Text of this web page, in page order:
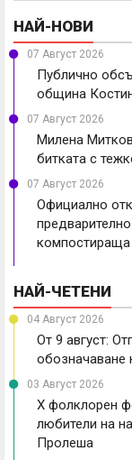
НАЙ-НОВИ
07 Август 2026
Публично
община
07 Август 2026
Милена
битката с
07 Август 2026
Официално
НАЙ-ЧЕТЕНИ
04 Август 2026
От 9 август:
обозначаване
03 Август 2026
X фолклорен
любители на
Пролеша